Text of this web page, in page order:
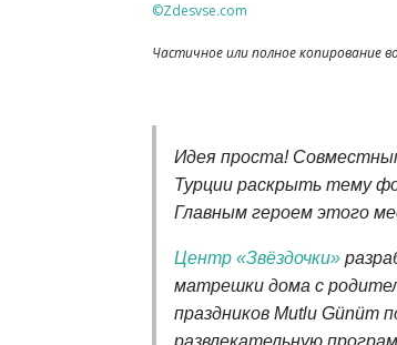
©Zdesvse.com
Частичное или полное копирование
Идея проста!
Турции раскрыть тему
Главным героем этого
Центр «Звёздочки»
матрешки дома с
праздников Mutlu Günüm